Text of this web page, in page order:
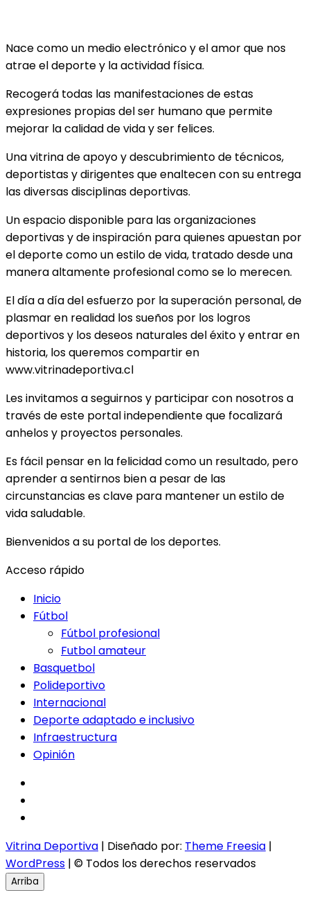
Nace como un medio electrónico y el amor que nos
atrae el deporte y la actividad física.
Recogerá todas las manifestaciones de estas
expresiones propias del ser humano que permite
mejorar la calidad de vida y ser felices.
Una vitrina de apoyo y descubrimiento de técnicos,
deportistas y dirigentes que enaltecen con su entrega
las diversas disciplinas deportivas.
Un espacio disponible para las organizaciones
deportivas y de inspiración para quienes apuestan por
el deporte como un estilo de vida, tratado desde una
manera altamente profesional como se lo merecen.
El día a día del esfuerzo por la superación personal, de
plasmar en realidad los sueños por los logros
deportivos y los deseos naturales del éxito y entrar en
historia, los queremos compartir en
www.vitrinadeportiva.cl
Les invitamos a seguirnos y participar con nosotros a
través de este portal independiente que focalizará
anhelos y proyectos personales.
Es fácil pensar en la felicidad como un resultado, pero
aprender a sentirnos bien a pesar de las
circunstancias es clave para mantener un estilo de
vida saludable.
Bienvenidos a su portal de los deportes.
Acceso rápido
Inicio
Fútbol
Fútbol profesional
Futbol amateur
Basquetbol
Polideportivo
Internacional
Deporte adaptado e inclusivo
Infraestructura
Opinión
Vitrina Deportiva | Diseñado por: Theme Freesia |
WordPress | © Todos los derechos reservados
Arriba